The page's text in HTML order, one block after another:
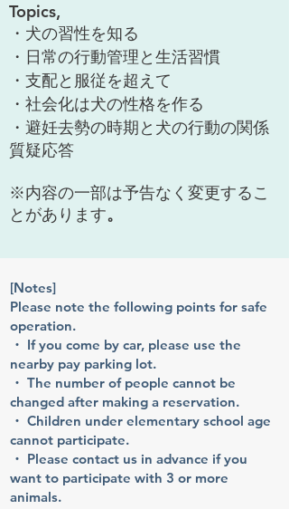
Topics,
・犬の習性を知る
・日常の行動管理と生活習慣
・支配と服従を超えて
・社会化は犬の性格を作る
・避妊去勢の時期と犬の行動の関係
質疑応答
※内容の一部は予告なく変更するこ
とがあります。
[Notes]
Please note the following points for safe
operation.
・ If you come by car, please use the
nearby pay parking lot.
・ The number of people cannot be
changed after making a reservation.
・ Children under elementary school age
cannot participate.
・ Please contact us in advance if you
want to participate with 3 or more
animals.